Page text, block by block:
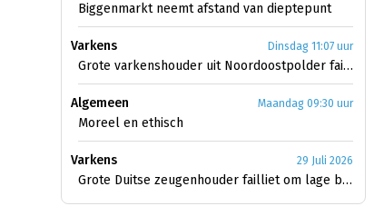
Biggenmarkt neemt afstand van dieptepunt
Varkens Dinsdag 11:07 uur
Grote varkenshouder uit Noordoostpolder failliet
Algemeen Maandag 09:30 uur
Moreel en ethisch
Varkens 29 Juli 2026
Grote Duitse zeugenhouder failliet om lage biggenprijs